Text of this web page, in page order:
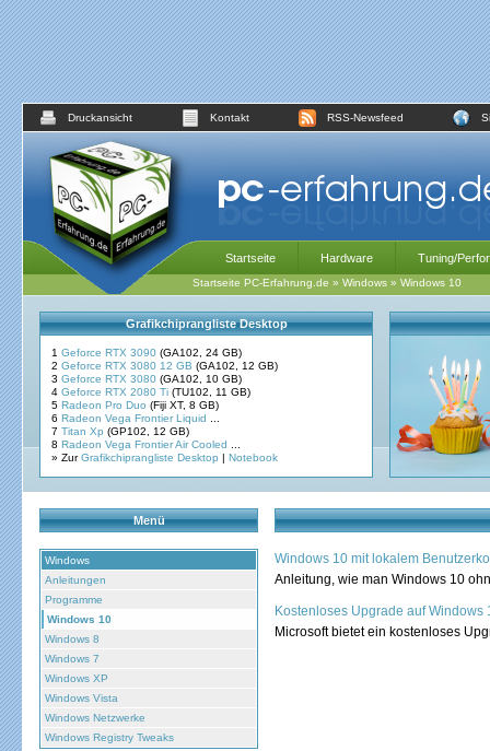
Druckansicht Kontakt RSS-Newsfeed
Startseite Hardware Tuning/
Startseite PC-Erfahrung.de » Windows » Windows 10
Grafikchiprangliste Desktop
1 Geforce RTX 3090 (GA102, 24 GB)
2 Geforce RTX 3080 12 GB (GA102, 12 GB)
3 Geforce RTX 3080 (GA102, 10 GB)
4 Geforce RTX 2080 Ti (TU102, 11 GB)
5 Radeon Pro Duo (Fiji XT, 8 GB)
6 Radeon Vega Frontier Liquid
7 Titan Xp (GP102, 12 GB)
8 Radeon Vega Frontier Air Cooled
» ZurGrafikchiprangliste Desktop | Notebook
Menü
Windows
Anleitungen
Programme
Windows 10
Windows 8
Windows 7
Windows XP
Windows Vista
Windows Netzwerke
Windows Registry Tweaks
Windows 10 mit lokalem
Anleitung, wie man Windows 10
Kostenloses Upgrade auf Windows
Microsoft bietet ein kostenloses